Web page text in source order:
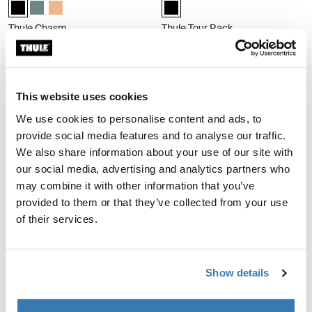
This website uses cookies
We use cookies to personalise content and ads, to
provide social media features and to analyse our traffic.
We also share information about your use of our site with
our social media, advertising and analytics partners who
may combine it with other information that you’ve
provided to them or that they’ve collected from your use
of their services.
Show details
Thule Chasm
sac de guidon pour vélo 2L
Thule Tour Rack
porte-bagage universel
Thule side frames set Noir (selected)
Thule side frames set
cadres latéraux pour porte-
bagages Thule Tour Rack
39,95 €
Thule Pack 'n Pedal bike basket
Thule Pack 'n Pedal
panier vélo noir
79,95 €
129,95 €
Thule Shield
149,95 €